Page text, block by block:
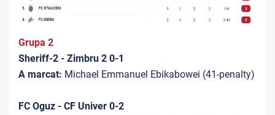
Grupa 2
Sheriff-2 - Zimbru 2 0-1
A marcat: Michael Emmanuel Ebikabowei (41-penalty)
FC Oguz - CF Univer 0-2